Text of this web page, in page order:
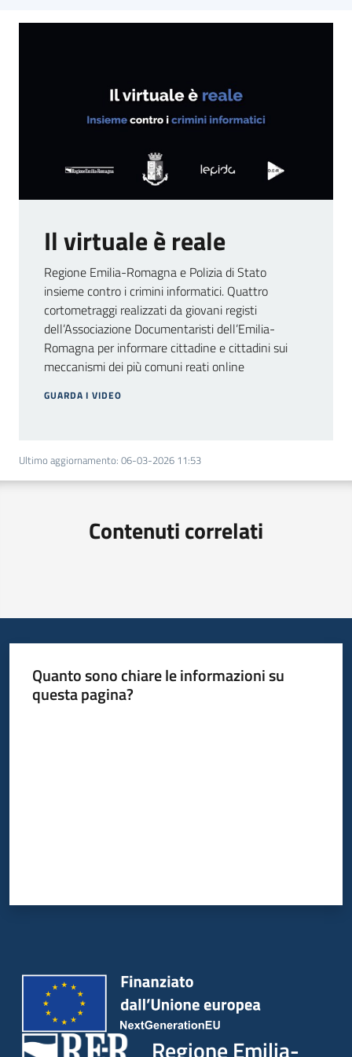
Il virtuale è reale
Regione Emilia-Romagna e Polizia di Stato
insieme contro i crimini informatici. Quattro
cortometraggi realizzati da giovani registi
dell’Associazione Documentaristi dell’Emilia-
Romagna per informare cittadine e cittadini sui
meccanismi dei più comuni reati online
GUARDA I VIDEO
Ultimo aggiornamento: 06-03-2026 11:53
Contenuti correlati
Quanto sono chiare le informazioni su
questa pagina?